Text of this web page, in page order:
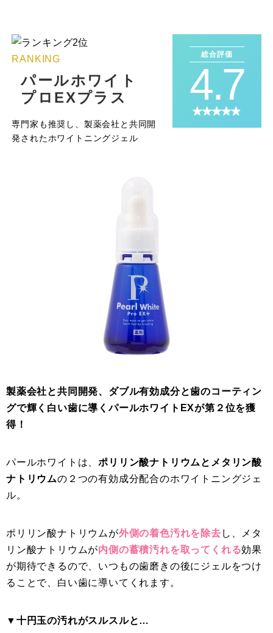
RANKING
パールホワイト
プロEXプラス
専門家も推奨し、製薬会社と共同開
発されたホワイトニングジェル
総合評価
4.7
製薬会社と共同開発、ダブル有効成分と歯のコーティン
グで輝く白い歯に導くパールホワイトEXが第２位を獲
得！
パールホワイトは、ポリリン酸ナトリウムとメタリン酸
ナトリウムの２つの有効成分配合のホワイトニングジェ
ル。
ポリリン酸ナトリウムが外側の着色汚れを除去 し、メタ
リン酸ナトリウムが内側の蓄積汚れを取ってくれる効果
が期待できるので、いつもの歯磨きの後にジェルをつけ
ることで、白い歯に導いてくれます。
▼十円玉の汚れがスルスルと…